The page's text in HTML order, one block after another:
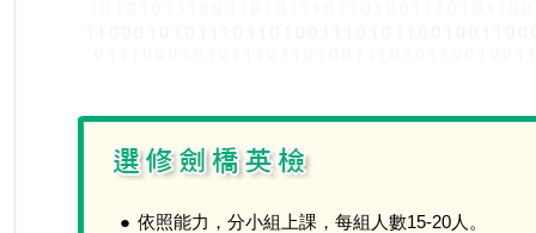
● 依照能力，分小組上課，每組人數15-20人。